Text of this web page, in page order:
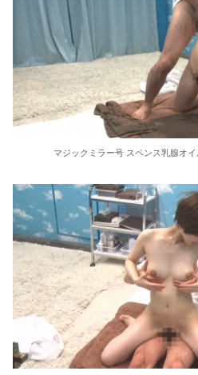
マジックミラー号 スペンス乳腺オ